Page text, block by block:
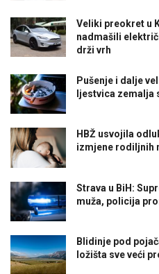
Veliki preokret u
nadmašili
drži vrh
Pušenje i dalje
ljestvica zemalja
HBŽ usvojila
izmjene rodiljnih
Strava u BiH:
muža, policija
Blidinje pod
ložišta sve veći